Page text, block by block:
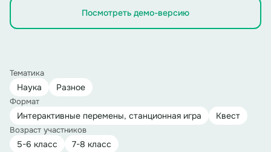
Посмотреть демо-версию
Тематика
Наука Разное
Формат
Интерактивные перемены, станционная игра Квест
Возраст участников
5-6 класс 7-8 класс